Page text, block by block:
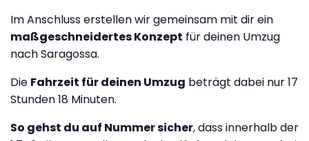
Im Anschluss erstellen wir gemeinsam mit dir ein
maßgeschneidertes Konzept für deinen Umzug
nach Saragossa.
Die Fahrzeit für deinen Umzug beträgt dabei nur 17
Stunden 18 Minuten.
So gehst du auf Nummer sicher, dass innerhalb der